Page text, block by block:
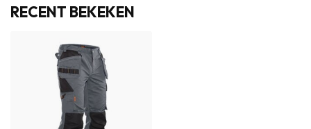
RECENT BEKEKEN